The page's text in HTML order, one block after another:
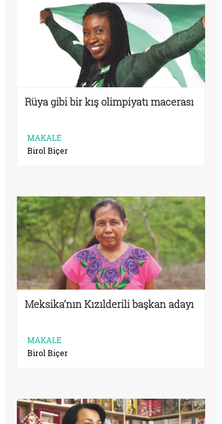
Rüya gibi bir kış olimpiyatı macerası
MAKALE
Birol Biçer
Meksika’nın Kızılderili başkan adayı
MAKALE
Birol Biçer